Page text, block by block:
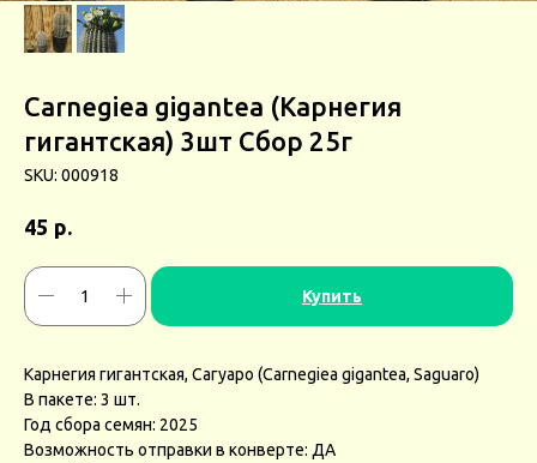
Carnegiea gigantea (Карнегия
гигантская) 3шт Сбор 25г
SKU: 000918
45 р.
Купить
Карнегия гигантская, Сагуаро (Carnegiea gigantea, Saguaro)
В пакете: 3 шт.
Год сбора семян: 2025
Возможность отправки в конверте: ДА